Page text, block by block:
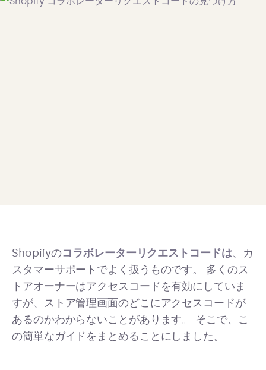
Shopifyのコラボレーターリクエストコードは、カ
スタマーサポートでよく扱うものです。 多くのス
トアオーナーはアクセスコードを有効にしていま
すが、ストア管理画面のどこにアクセスコードが
あるのかわからないことがあります。 そこで、こ
の簡単なガイドをまとめることにしました。